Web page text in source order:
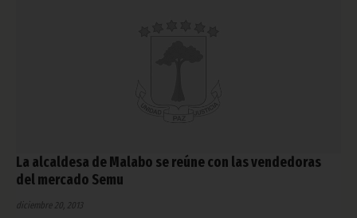
La alcaldesa de Malabo se reúne con las vendedoras
del mercado Semu
diciembre 20, 2013